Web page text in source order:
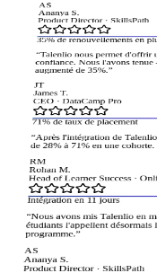
AS
Ananya S.
Product Director· SkillsPath
35% de renouvellements en
Talenlio nous permet d'offrir
confiance. Nous l'avons tenue
augmenté de 35%.”
JT
James T.
CEO· DataCamp Pro
71% de taux de placement
Après l'intégration de Talenlio,
de 28% à 71% en une cohorte.
RM
Rohan M.
Head of Learner Success·
Intégration en 11 jours
Nous avons mis Talenlio en
étudiants l'appellent désormais
programme.”
AS
Ananya S.
Product Director·SkillsPath